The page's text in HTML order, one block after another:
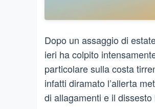
Dopo un assaggio di
ieri ha colpito
particolare sulla costa
infatti diramato l’allerta
di allagamenti e il